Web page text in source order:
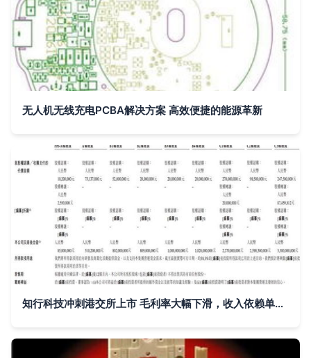
无人机无线充电PCBA解决方案 高效便捷的能源革新
知行科技冲刺港交所上市 毛利率大幅下滑，收入依赖单一客户PCBA方案板引关注